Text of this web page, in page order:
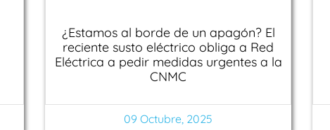
¿Estamos al borde de un apagón? El
reciente susto eléctrico obliga a Red
Eléctrica a pedir medidas urgentes a la
CNMC
09 Octubre, 2025